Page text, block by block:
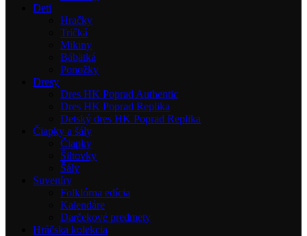
Deti
Hračky
Tričká
Mikiny
Bábätká
Ponožky
Dresy
Dres HK Poprad Authentic
Dres HK Poprad Replika
Detský dres HK Poprad Replika
Čiapky a šály
Čiapky
Šiltovky
Šály
Suveníry
Folklórna edícia
Kalendáre
Darčekové predmety
Hráčska kolekcia